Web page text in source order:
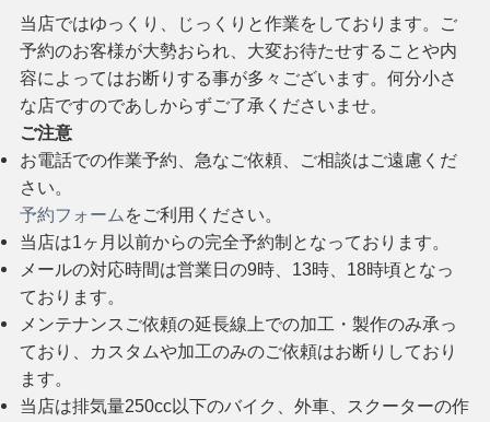
当店ではゆっくり、じっくりと作業をしております。ご
予約のお客様が大勢おられ、大変お待たせすることや内
容によってはお断りする事が多々ございます。何分小さ
な店ですのであしからずご了承くださいませ。
ご注意
お電話での作業予約、急なご依頼、ご相談はご遠慮くだ
さい。
予約フォーム をご利用ください。
当店は1ヶ月以前からの完全予約制となっております。
メールの対応時間は営業日の9時、13時、18時頃となっ
ております。
メンテナンスご依頼の延長線上での加工・製作のみ承っ
ており、カスタムや加工のみのご依頼はお断りしており
ます。
当店は排気量250cc以下のバイク、外車、スクーターの作